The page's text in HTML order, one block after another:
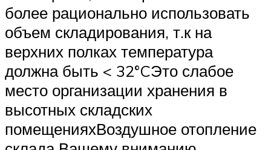
более рационально использовать
объем складирования, т.к на
верхних полках температура
должна быть < 32°CЭто слабое
место организации хранения в
высотных складских
помещенияхВоздушное отопление